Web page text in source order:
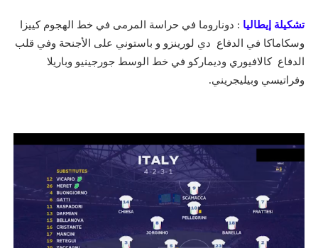
تشكيلة إيطاليا : دوناروما في حراسة المرمى في خط الهجوم كييزا
وسكاماكا في الدفاع دي لورينزو و باستوني على الأجنحة وفي قلب
الدفاع كالافيوري وديماركو في خط الوسط جورجينيو وباريلا
وفراتيسي وبيليجريني.